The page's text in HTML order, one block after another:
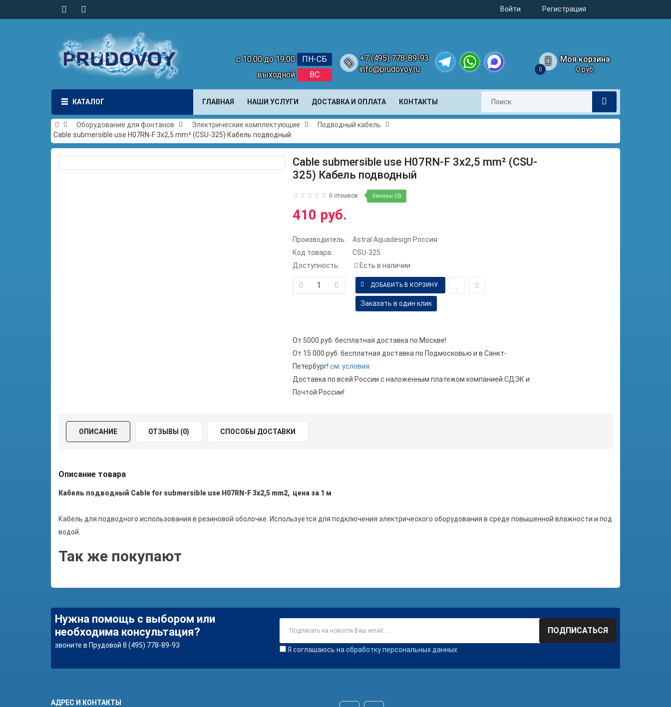
Войти Регистрация
с 10:00 до 19:00
ПН-СБ
выходной
ВС
+7 (495) 778-89-93
info@prudovoy.ru
Моя корзина
0 0 руб.
КАТАЛОГ ГЛАВНАЯ НАШИ УСЛУГИ ДОСТАВКА И ОПЛАТА КОНТАКТЫ
Оборудование для фонтанов Электрические комплектующие
Подводный кабель
Cable submersible use H07RN-F 3x2,5 mm² (CSU-325) Кабель подводный
Cable submersible use H07RN-F 3x2,5 mm² (CSU-
325) Кабель подводный
0 отзывов Заказы (0)
410 руб.
Производитель:
Astral Aquadesign Россия
Код товара:
CSU-325
Доступность:
Есть в наличии
Заказать в один клик
От 5000 руб. бесплатная доставка по Москве!
От 15 000 руб. бесплатная доставка по Подмосковью и в Санкт-
Петербург! см. условия
Доставка по всей России с наложенным платежом компанией СДЭК и
Почтой России!
ОПИСАНИЕ ОТЗЫВЫ (0) СПОСОБЫ ДОСТАВКИ
Описание товара
Кабель подводный Cable for submersible use H07RN-F 3x2,5 mm2, цена за 1 м
Кабель для подводного использования в резиновой оболочке. Используется для подключения электрического оборудования в среде повышенной влажности и под
водой.
Так же покупают
Нужна помощь с выбором или
необходима консультация?
звоните в Прудовой 8 (495) 778-89-93
ПОДПИСАТЬСЯ
Я соглашаюсь на обработку персональных данных
АДРЕС И КОНТАКТЫ